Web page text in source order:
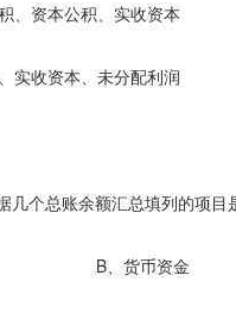
资本公积、实收资本
收资本、未分配利润
个总账余额汇总填列的项
、货币资金